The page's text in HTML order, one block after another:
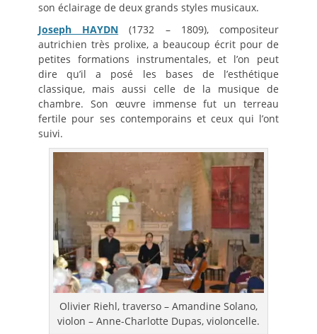
son éclairage de deux grands styles musicaux.
Joseph HAYDN (1732 – 1809), compositeur
autrichien très prolixe, a beaucoup écrit pour de
petites formations instrumentales, et l’on peut
dire qu’il a posé les bases de l’esthétique
classique, mais aussi celle de la musique de
chambre. Son œuvre immense fut un terreau
fertile pour ses contemporains et ceux qui l’ont
suivi.
Olivier Riehl, traverso – Amandine Solano,
violon – Anne-Charlotte Dupas, violoncelle.